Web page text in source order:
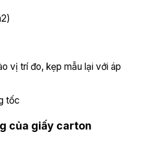
vị trí đo, kẹp mẫu lại với áp
tốc
của giấy carton